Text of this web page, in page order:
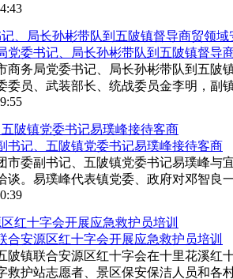
、局长孙彬带队到五陂镇督导商贸领域
商务局党委书记、局长孙彬带队到五陂
委员、武装部长、统战委员金李明，副
陂镇党委书记易璞峰接待客商
市委副书记、五陂镇党委书记易璞峰与
谈。易璞峰代表镇党委、政府对邓智良
红十字会开展应急救护员培训
陂镇联合安源区红十字会在十里花溪红
救护站志愿者、景区保安保洁人员和各